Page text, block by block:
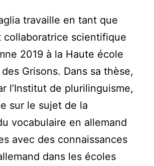
travaille en tant que
collaboratrice scientifique
2019 à la Haute école
Grisons. Dans sa thèse,
l’Institut de plurilinguisme,
sur le sujet de la
vocabulaire en allemand
avec des connaissances
dans les écoles